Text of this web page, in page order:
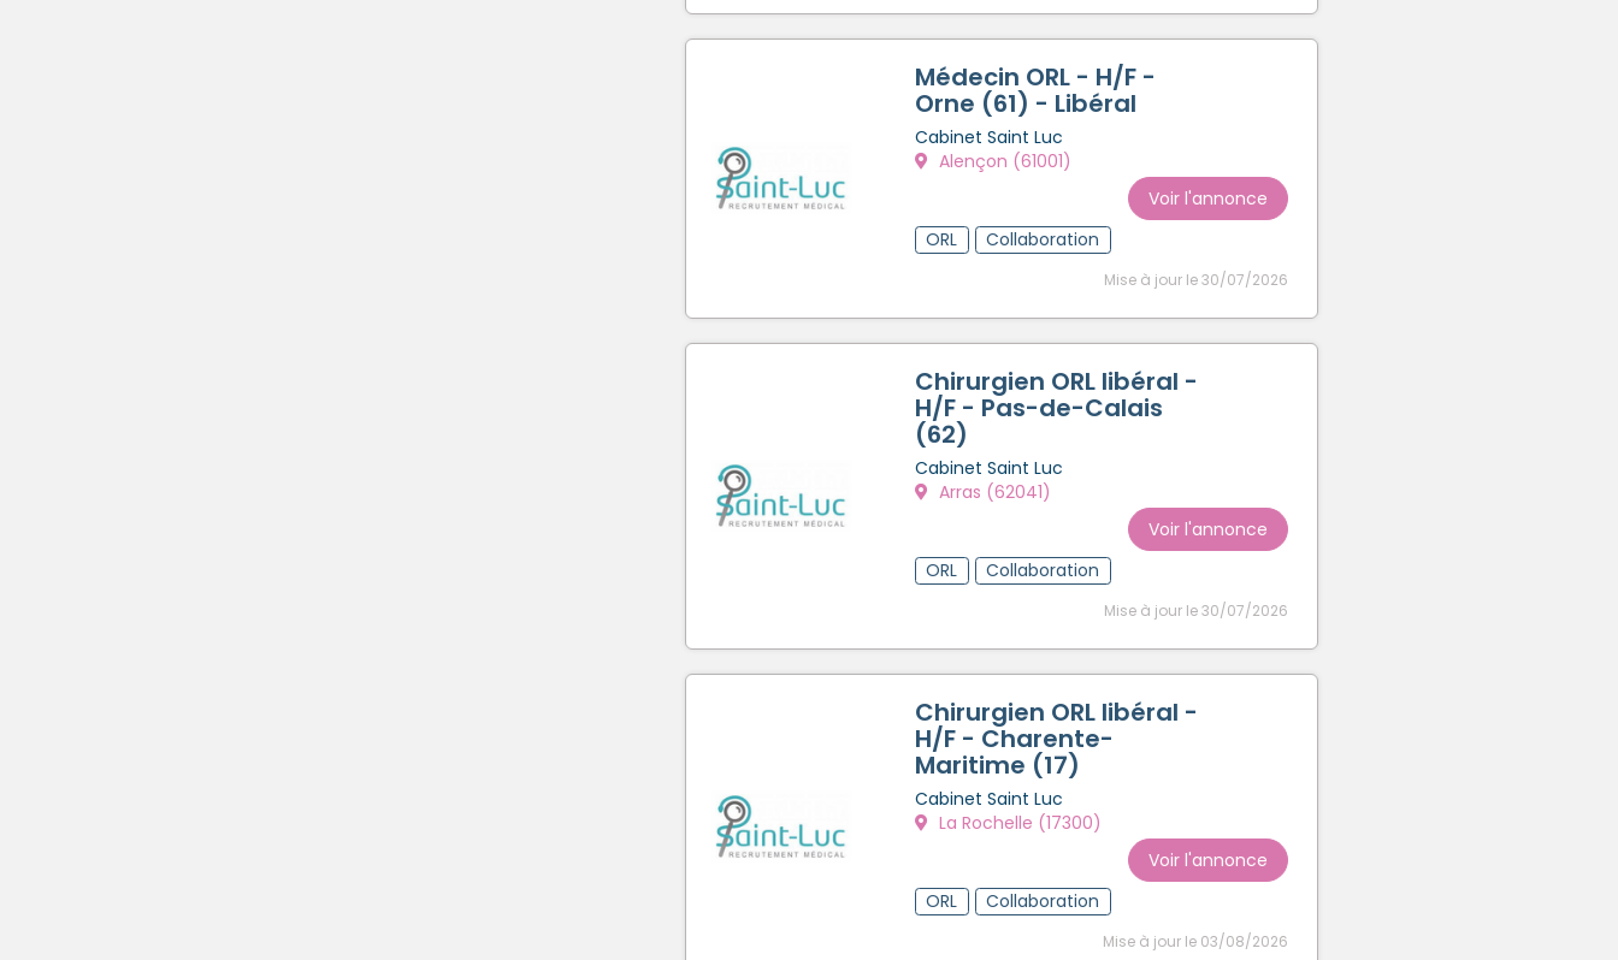
Médecin ORL - H/F -
Orne (61) - Libéral
Cabinet Saint Luc
Alençon (61001)
Voir l'annonce
ORL
Collaboration
Mise à jour le 30/07/2026
Chirurgien ORL libéral -
H/F - Pas-de-Calais
(62)
Cabinet Saint Luc
Arras (62041)
Voir l'annonce
ORL
Collaboration
Mise à jour le 30/07/2026
Chirurgien ORL libéral -
H/F - Charente-
Maritime (17)
Cabinet Saint Luc
La Rochelle (17300)
Voir l'annonce
ORL
Collaboration
Mise à jour le 03/08/2026